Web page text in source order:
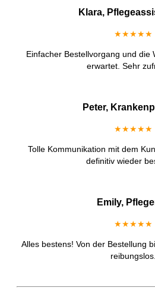
Klara,
★★★★★
Einfacher Bestellvorgang und die
erwartet. Sehr
Peter,
★★★★★
Tolle Kommunikation mit dem
definitiv wieder
Emily,
★★★★★
Alles bestens! Von der Bestellung
reibungslos.